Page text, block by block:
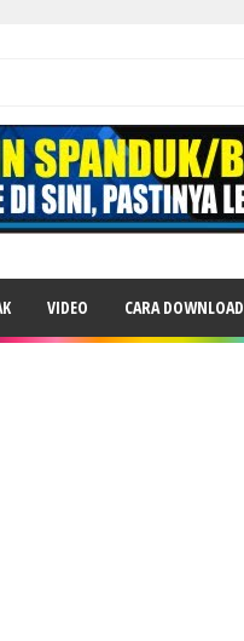
VIDEO CARA DOWNLOAD